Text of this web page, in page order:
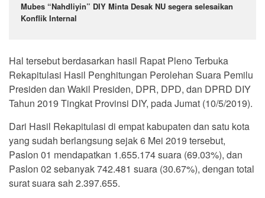
Mubes “Nahdliyin” DIY Minta Desak NU segera selesaikan
Konflik Internal
Hal tersebut berdasarkan hasil Rapat Pleno Terbuka
Rekapitulasi Hasil Penghitungan Perolehan Suara Pemilu
Presiden dan Wakil Presiden, DPR, DPD, dan DPRD DIY
Tahun 2019 Tingkat Provinsi DIY, pada Jumat (10/5/2019).
Dari Hasil Rekapitulasi di empat kabupaten dan satu kota
yang sudah berlangsung sejak 6 Mei 2019 tersebut,
Paslon 01 mendapatkan 1.655.174 suara (69.03%), dan
Paslon 02 sebanyak 742.481 suara (30.67%), dengan total
surat suara sah 2.397.655.